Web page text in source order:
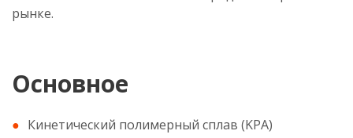
рынке.
Основное
Кинетический полимерный сплав (KPA)